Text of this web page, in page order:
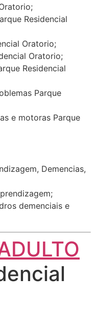
Residencial
Oratorio;
Oratorio;
Residencial
Parque
e motoras Parque
Demencias,
demenciais e